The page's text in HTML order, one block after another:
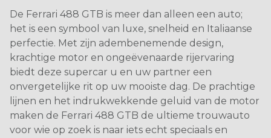
De Ferrari 488 GTB is meer dan alleen een auto;
het is een symbool van luxe, snelheid en Italiaanse
perfectie. Met zijn adembenemende design,
krachtige motor en ongeëvenaarde rijervaring
biedt deze supercar u en uw partner een
onvergetelijke rit op uw mooiste dag. De prachtige
lijnen en het indrukwekkende geluid van de motor
maken de Ferrari 488 GTB de ultieme trouwauto
voor wie op zoek is naar iets echt speciaals en